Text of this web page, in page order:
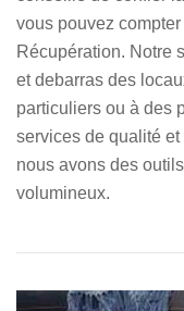
vous pouvez
Récupération. Notre
et debarras des
particuliers ou à des
services de qualité
nous avons des
volumineux.